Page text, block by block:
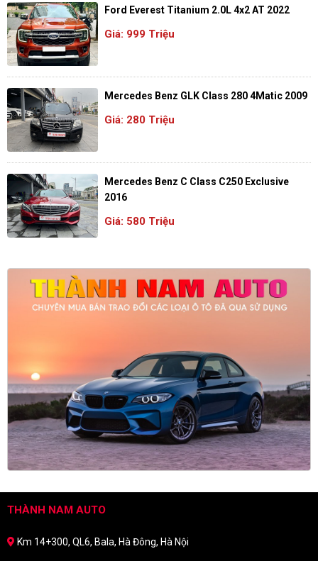
Ford Everest Titanium 2.0L 4x2 AT 2022
Giá: 999 Triệu
Mercedes Benz GLK Class 280 4Matic 2009
Giá: 280 Triệu
Mercedes Benz C Class C250 Exclusive
2016
Giá: 580 Triệu
THÀNH NAM AUTO
Km 14+300, QL6, Bala, Hà Đông, Hà Nội